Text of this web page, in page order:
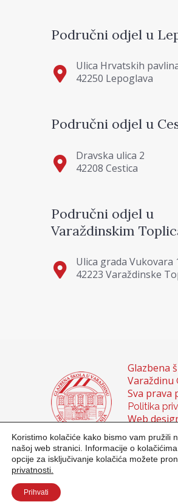
Područni odjel u
Ulica Hrvatskih
42250 Lepoglava
Područni odjel u
Dravska ulica 2
42208 Cestica
Područni odjel u
Varaždinskim
Ulica grada Vukovara
42223 Varaždinske
Glazbena
Varaždinu
Sva prava
Politika
Web
Domagoj
Sanja
Koristimo kolačiće kako bismo vam pružili
našoj web stranici. Informacije o
opcije za isključivanje kolačića možete
privatnosti.
Prihvati